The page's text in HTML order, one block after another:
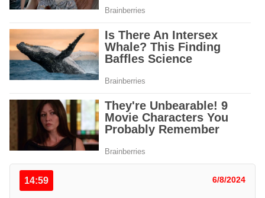
14:59 6/8/2024